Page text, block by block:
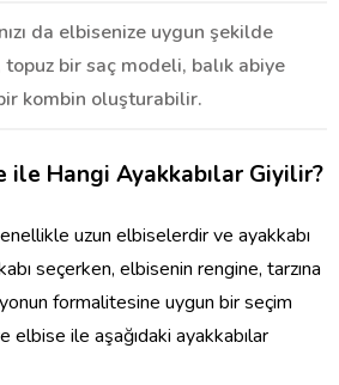
da elbisenize uygun şekilde
topuz bir saç modeli, balık abiye
kombin oluşturabilir.
ile Hangi Ayakkabılar Giyilir?
uzun elbiselerdir ve ayakkabı
seçerken, elbisenin rengine, tarzına
formalitesine uygun bir seçim
elbise ile aşağıdaki ayakkabılar